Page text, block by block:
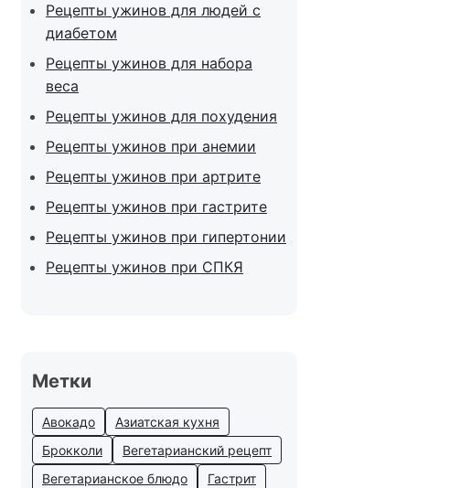
Рецепты ужинов для людей с
диабетом
Рецепты ужинов для набора
веса
Рецепты ужинов для похудения
Рецепты ужинов при анемии
Рецепты ужинов при артрите
Рецепты ужинов при гастрите
Рецепты ужинов при гипертонии
Рецепты ужинов при СПКЯ
Метки
Авокадо
Азиатская кухня
Брокколи
Вегетарианский рецепт
Вегетарианское блюдо
Гастрит